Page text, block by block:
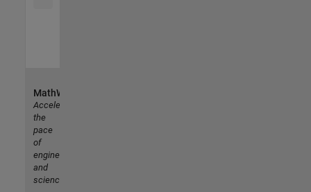
MathWorks
Accelerating
the
pace
of
engineering
and
science